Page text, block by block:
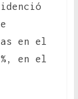
en el
en el